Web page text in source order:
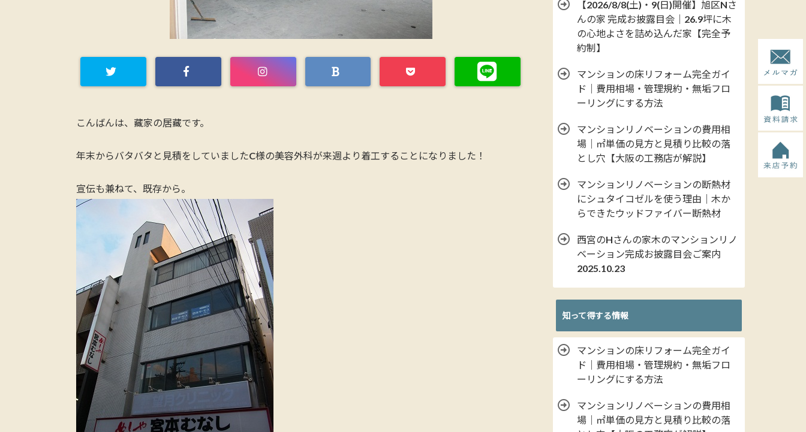
こんばんは、藏家の居藏です。
年末からバタバタと見積をしていましたC様の美容外科が来週より着工することになりました！
宣伝も兼ねて、既存から。
【2026/8/8(土)・9(日)開催】旭区Nさ
んの家 完成お披露目会｜26.9坪に木
の心地よさを詰め込んだ家【完全予
約制】
マンションの床リフォーム完全ガイ
ド｜費用相場・管理規約・無垢フロ
ーリングにする方法
マンションリノベーションの費用相
場｜㎡単価の見方と見積り比較の落
とし穴【大阪の工務店が解説】
マンションリノベーションの断熱材
にシュタイコゼルを使う理由｜木か
らできたウッドファイバー断熱材
西宮のHさんの家木のマンションリノ
ベーション完成お披露目会ご案内
2025.10.23
知って得する情報
マンションの床リフォーム完全ガイ
ド｜費用相場・管理規約・無垢フロ
ーリングにする方法
マンションリノベーションの費用相
場｜㎡単価の見方と見積り比較の落